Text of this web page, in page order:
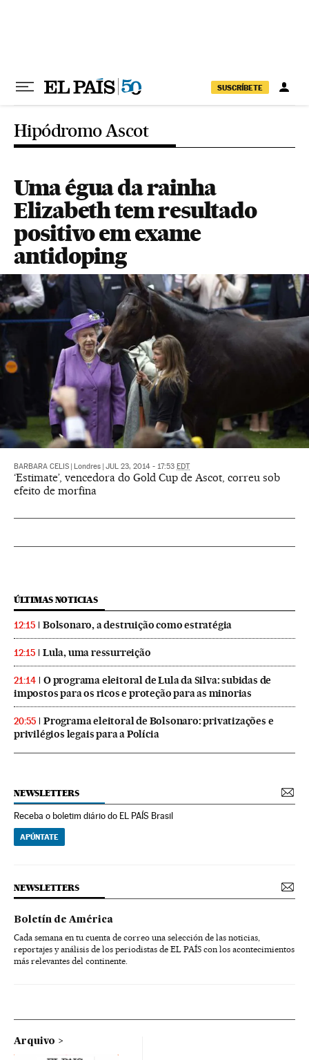
SUSCRÍBETE
Hipódromo Ascot
Uma égua da rainha
Elizabeth tem resultado
positivo em exame
antidoping
BARBARA CELIS Londres JUL 23, 2014 - 17:53 EDT
‘Estimate’, vencedora do Gold Cup de Ascot, correu sob
efeito de morfina
ÚLTIMAS NOTICIAS
12:15 Bolsonaro, a destruição como estratégia
12:15 Lula, uma ressurreição
21:14
O programa eleitoral de Lula da Silva: subidas de
impostos para os ricos e proteção para as minorias
20:55
Programa eleitoral de Bolsonaro: privatizações e
privilégios legais para a Polícia
NEWSLETTERS
Receba o boletim diário do EL PAÍS Brasil
APÚNTATE
NEWSLETTERS
Boletín de América
Cada semana en tu cuenta de correo una selección de las noticias,
reportajes y análisis de los periodistas de EL PAÍS con los acontecimientos
más relevantes del continente.
Arquivo